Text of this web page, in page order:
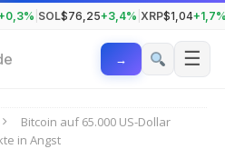
SOL$76,25+3,4% XRP$1,04
→ ☰
Bitcoin auf 65.000 US-Dollar
in Angst